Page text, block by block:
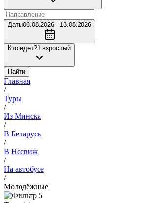
Даты06.08.2026 - 13.08.2026
Кто едет?1 взрослый
Найти
Главная
/
Туры
/
Из Минска
/
В Беларусь
/
В Несвиж
/
На автобусе
/
Молодёжные
5